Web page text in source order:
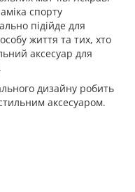
спорту
підійде для
життя та тих, хто
аксесуар для
дизайну робить
аксесуаром.